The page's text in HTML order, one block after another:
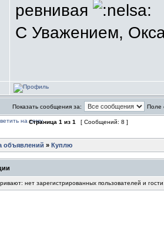
ревнивая
С Уважением,
Показать сообщения за: Поле
Страница 1 из 1 [ Сообщений: 8 ]
объявлений » Куплю
нет зарегистрированных пользователей и